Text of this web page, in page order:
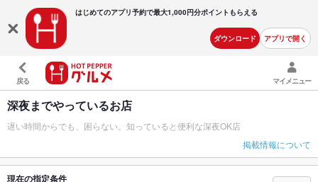
はじめてのアプリ予約で最大1,000円分ポイントもらえる
ダウンロード アプリで開く
戻る マイメニュー
深夜までやっているお店
遅い時間からでも、困らない。知っていると便利な深夜OK店
掲載情報について
現在の指定条件